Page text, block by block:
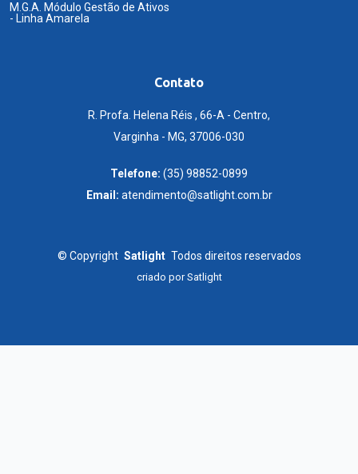
M.G.A. Módulo Gestão de Ativos
- Linha Amarela
Contato
R. Profa. Helena Réis , 66-A - Centro,
Varginha - MG, 37006-030
Telefone: (35) 98852-0899
Email: atendimento@satlight.com.br
© Copyright Satlight Todos direitos reservados
criado porSatlight